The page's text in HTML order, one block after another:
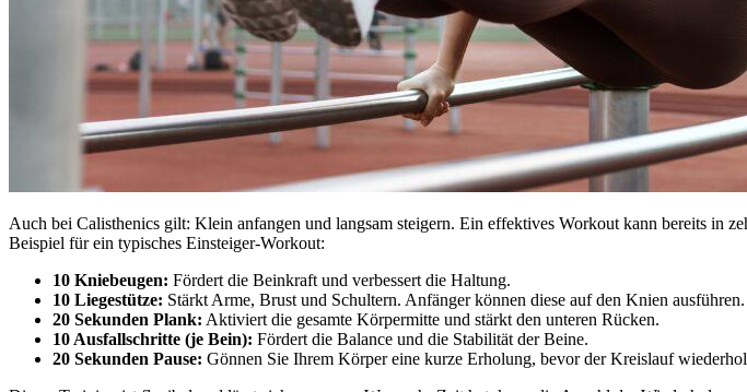
Auch bei Calisthenics gilt: Klein anfangen und langsam steigern. Ein effektives Workout kann bereits in
Beispiel für ein typisches Einsteiger-Workout:
10 Kniebeugen: Fördert die Beinkraft und verbessert die Haltung.
10 Liegestütze: Stärkt Arme, Brust und Schultern. Anfänger können diese auf den Knien ausführen.
20 Sekunden Plank: Aktiviert die gesamte Körpermitte und stärkt den unteren Rücken.
10 Ausfallschritte (je Bein): Fördert die Balance und die Stabilität der Beine.
20 Sekunden Pause: Gönnen Sie Ihrem Körper eine kurze Erholung, bevor der Kreislauf